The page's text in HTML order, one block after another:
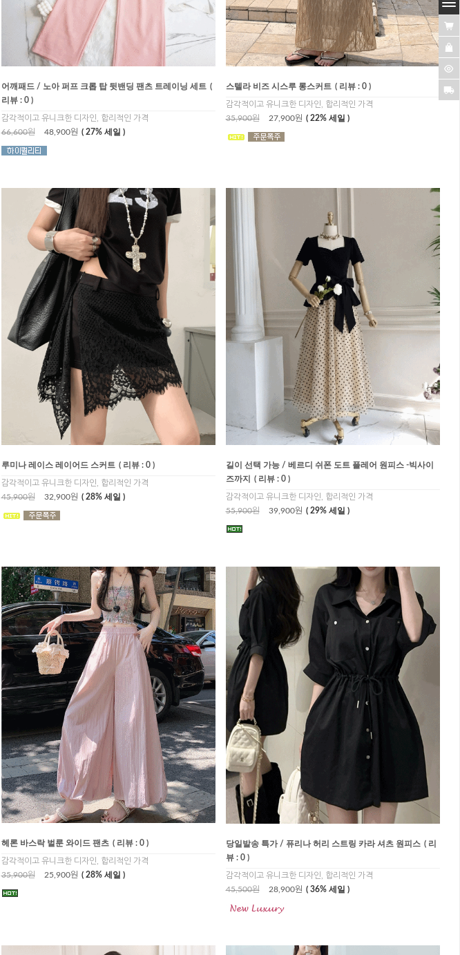
어깨패드 / 노아 퍼프 크롭 탑 뒷밴딩 팬츠 트레이닝 세트 (
리뷰 : 0 )
감각적이고 유니크한 디자인, 합리적인 가격
66,600원
48,900원 ( 27% 세일 )
스텔라 비즈 시스루 롱스커트 ( 리뷰 : 0 )
감각적이고 유니크한 디자인, 합리적인 가격
35,900원
27,900원 ( 22% 세일 )
루미나 레이스 레이어드 스커트 ( 리뷰 : 0 )
감각적이고 유니크한 디자인, 합리적인 가격
45,900원
32,900원 ( 28% 세일 )
길이 선택 가능 / 베르디 쉬폰 도트 플레어 원피스 -빅사이
즈까지
( 리뷰 : 0 )
감각적이고 유니크한 디자인, 합리적인 가격
55,900원
39,900원 ( 29% 세일 )
헤론 바스락 벌룬 와이드 팬츠 ( 리뷰 : 0 )
감각적이고 유니크한 디자인, 합리적인 가격
35,900원
25,900원 ( 28% 세일 )
당일발송 특가 / 퓨리나 허리 스트링 카라 셔츠 원피스 ( 리
뷰 : 0 )
감각적이고 유니크한 디자인, 합리적인 가격
45,500원
28,900원 ( 36% 세일 )